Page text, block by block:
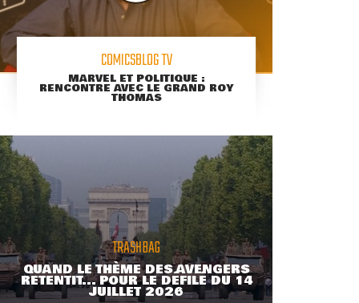
COMICSBLOG TV
MARVEL ET POLITIQUE :
RENCONTRE AVEC LE GRAND ROY
THOMAS
TRASHBAG
QUAND LE THÈME DES AVENGERS
RETENTIT... POUR LE DÉFILÉ DU 14
JUILLET 2026